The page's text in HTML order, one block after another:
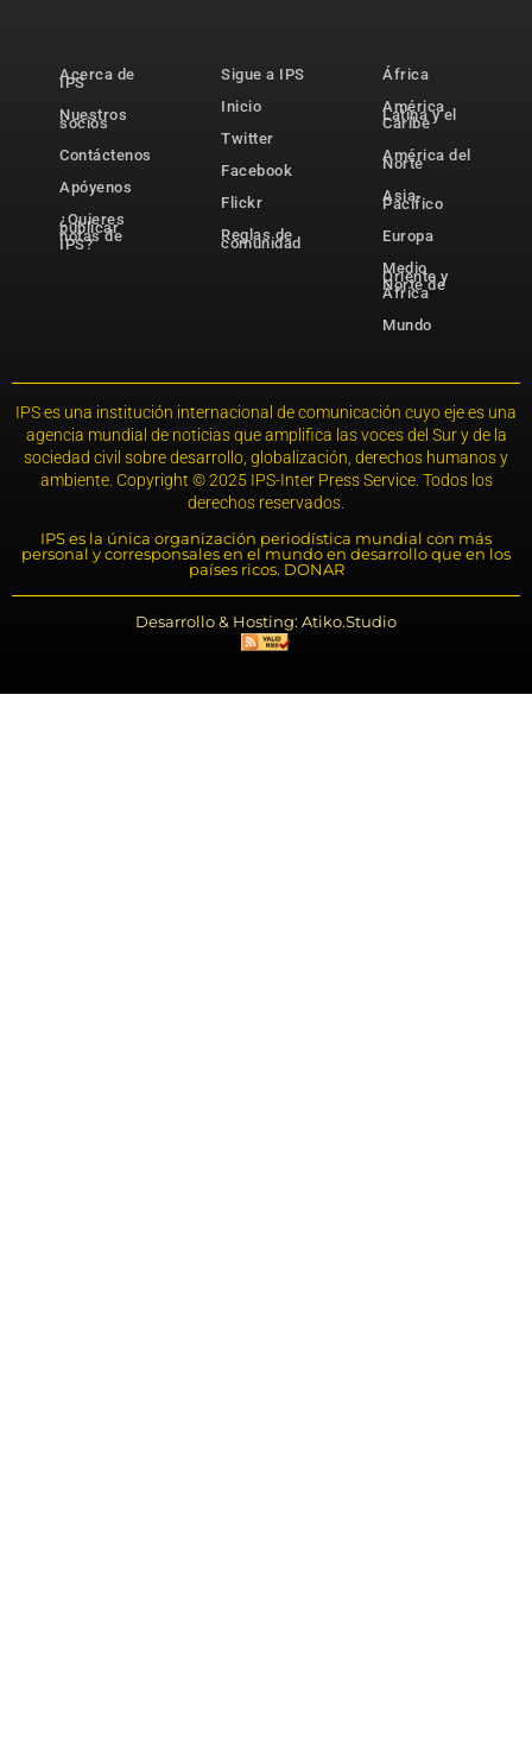
Acerca de
IPS
Nuestros
socios
Contáctenos
Apóyenos
¿Quieres
publicar
notas de
IPS?
Sigue a IPS
Inicio
Twitter
Facebook
Flickr
Reglas de
comunidad
África
América
Latina y el
Caribe
América del
Norte
Asia-
Pacífico
Europa
Medio
Oriente y
Norte de
África
Mundo
IPS es una institución internacional de comunicación cuyo eje es una
agencia mundial de noticias que amplifica las voces del Sur y de la
sociedad civil sobre desarrollo, globalización, derechos humanos y
ambiente. Copyright © 2025 IPS-Inter Press Service. Todos los
derechos reservados.
IPS es la única organización periodística mundial con más
personal y corresponsales en el mundo en desarrollo que en los
países ricos. DONAR
Desarrollo & Hosting: Atiko.Studio